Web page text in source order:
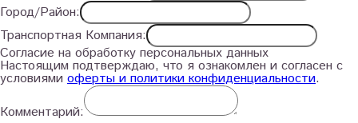
Город/Район:
Транспортная Компания:
Согласие на обработку персональных данных
Настоящим подтверждаю, что я ознакомлен и согласен с
условиями оферты и политики конфиденциальности.
Комментарий: